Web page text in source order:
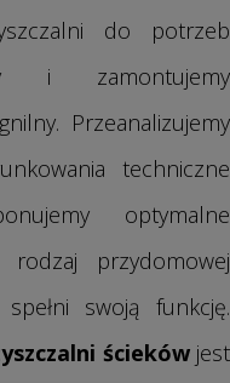
do potrzeb
i zamontujemy
Przeanalizujemy
techniczne
optymalne
rodzaj przydomowej
swoją funkcję.
ścieków jest